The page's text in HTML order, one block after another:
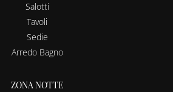
Salotti
Tavoli
Sedie
Arredo Bagno
ZONA NOTTE